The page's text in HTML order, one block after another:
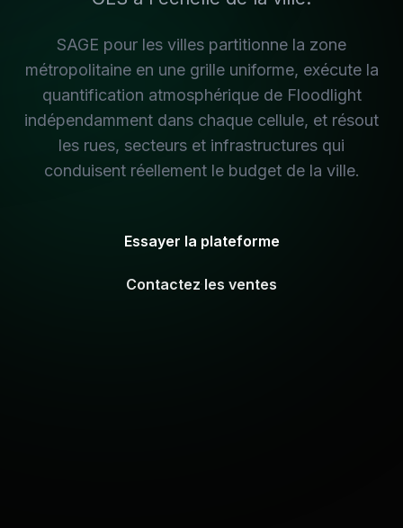
SAGE pour les villes partitionne la zone
métropolitaine en une grille uniforme, exécute la
quantification atmosphérique de Floodlight
indépendamment dans chaque cellule, et résout
les rues, secteurs et infrastructures qui
conduisent réellement le budget de la ville.
Essayer la plateforme
Contactez les ventes